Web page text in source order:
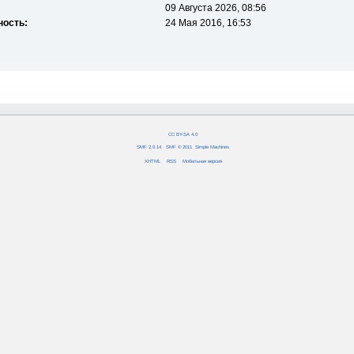
09 Августа 2026, 08:56
24 Мая 2016, 16:53
CC BY-SA 4.0
SMF 2.0.14 SMF © 2011 Simple Machines
XHTML RSS Мобильная версия